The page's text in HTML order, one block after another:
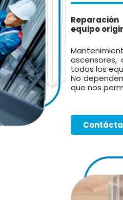
equipo
ascensores,
todos los
No
que nos